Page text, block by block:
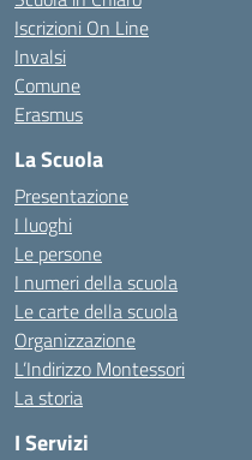
Iscrizioni On Line
Invalsi
Comune
Erasmus
La Scuola
Presentazione
I luoghi
Le persone
I numeri della scuola
Le carte della scuola
Organizzazione
L’Indirizzo Montessori
La storia
I Servizi